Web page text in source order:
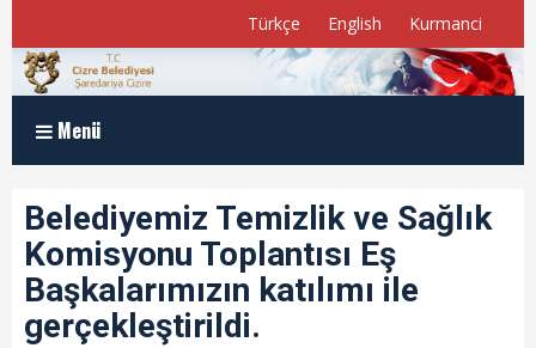
Türkçe English Kurmanci
Menü
Anasayfa
Kurumsal
Müdürlükler
Belediyemiz Temizlik ve Sağlık
Komisyonu Toplantısı Eş
Başkalarımızın katılımı ile
gerçekleştirildi.